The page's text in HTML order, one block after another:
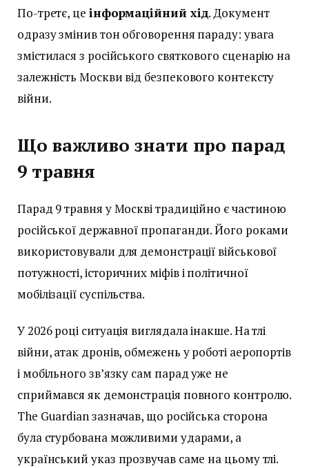
По-третє, це інформаційний хід. Документ
одразу змінив тон обговорення параду: увага
змістилася з російського святкового сценарію на
залежність Москви від безпекового контексту
війни.
Що важливо знати про парад
9 травня
Парад 9 травня у Москві традиційно є частиною
російської державної пропаганди. Його роками
використовували для демонстрації військової
потужності, історичних міфів і політичної
мобілізації суспільства.
У 2026 році ситуація виглядала інакше. На тлі
війни, атак дронів, обмежень у роботі аеропортів
і мобільного зв’язку сам парад уже не
сприймався як демонстрація повного контролю.
The Guardian зазначав, що російська сторона
була стурбована можливими ударами, а
український указ прозвучав саме на цьому тлі.